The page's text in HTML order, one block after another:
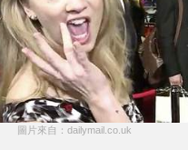
圖片來自：dailymail.co.uk